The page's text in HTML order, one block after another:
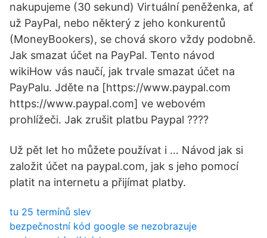
nakupujeme (30 sekund) Virtuální peněženka, ať
už PayPal, nebo některý z jeho konkurentů
(MoneyBookers), se chová skoro vždy podobně.
Jak smazat účet na PayPal. Tento návod
wikiHow vás naučí, jak trvale smazat účet na
PayPalu. Jděte na [https://www.paypal.com
https://www.paypal.com] ve webovém
prohlížeči. Jak zrušit platbu Paypal ????
Už pět let ho můžete používat i … Návod jak si
založit účet na paypal.com, jak s jeho pomocí
platit na internetu a přijímat platby.
tu 25 termínů slev
bezpečnostní kód google se nezobrazuje